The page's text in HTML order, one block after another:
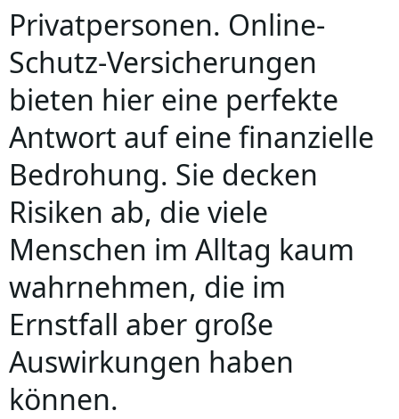
Privatpersonen. Online-
Schutz-Versicherungen
bieten hier eine perfekte
Antwort auf eine finanzielle
Bedrohung. Sie decken
Risiken ab, die viele
Menschen im Alltag kaum
wahrnehmen, die im
Ernstfall aber große
Auswirkungen haben
können.